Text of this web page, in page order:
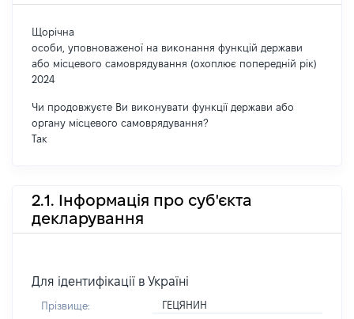
Щорічна
особи, уповноваженої на виконання функцій держави
або місцевого самоврядування (охоплює попередній рік)
2024
Чи продовжуєте Ви виконувати функції держави або
органу місцевого самоврядування?
Так
2.1. Інформація про суб'єкта
декларування
Для ідентифікації в Україні
Прізвище: ГЕЦЯНИН